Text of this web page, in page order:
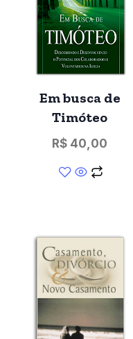
Em busca de
Timóteo
R$ 40,00